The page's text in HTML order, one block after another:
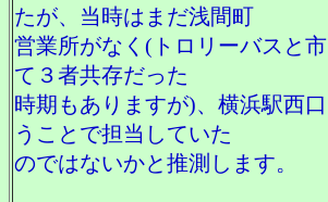
たが、当時はまだ浅間町
営業所がなく(トロリーバスと
て３者共存だった
時期もありますが)、横浜駅西
うことで担当していた
のではないかと推測します。